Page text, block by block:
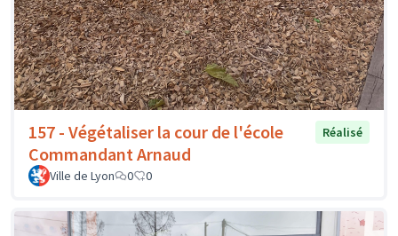
157 - Végétaliser la cour de l'école
Commandant Arnaud
Réalisé
Ville de Lyon 0 0